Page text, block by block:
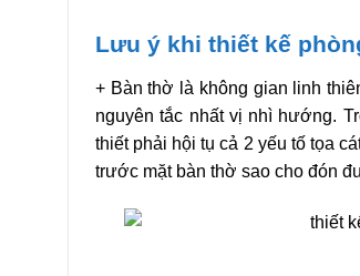
Lưu ý khi thiết kế
+ Bàn thờ là không gian linh
nguyên tắc nhất vị nhì hướng.
thiết phải hội tụ cả 2 yếu tố tọa
trước mặt bàn thờ sao cho đón